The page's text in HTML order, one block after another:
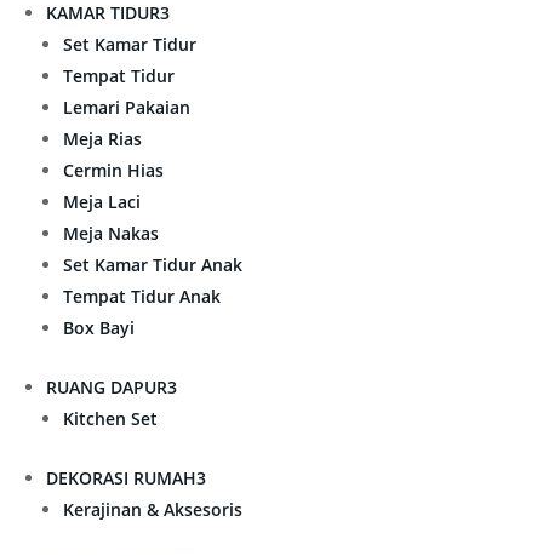
KAMAR TIDUR3
Set Kamar Tidur
Tempat Tidur
Lemari Pakaian
Meja Rias
Cermin Hias
Meja Laci
Meja Nakas
Set Kamar Tidur Anak
Tempat Tidur Anak
Box Bayi
RUANG DAPUR3
Kitchen Set
DEKORASI RUMAH3
Kerajinan & Aksesoris